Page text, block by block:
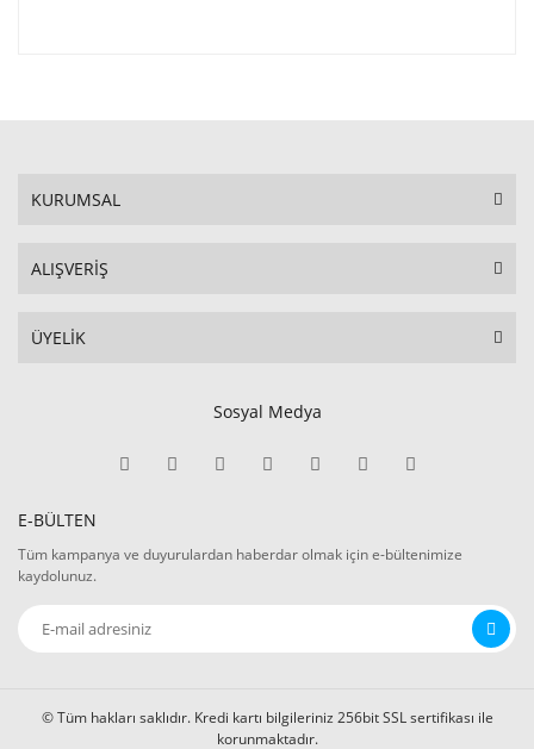
KURUMSAL
ALIŞVERİŞ
ÜYELİK
Sosyal Medya
E-BÜLTEN
Tüm kampanya ve duyurulardan haberdar olmak için e-bültenimize
kaydolunuz.
© Tüm hakları saklıdır. Kredi kartı bilgileriniz 256bit SSL sertifikası ile
korunmaktadır.